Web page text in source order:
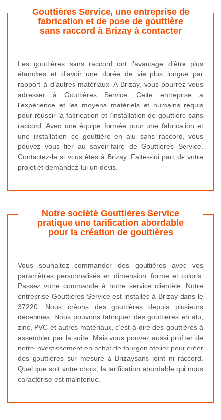
Gouttières Service, une entreprise de
fabrication et de pose de gouttière
sans raccord à Brizay à contacter
Les gouttières sans raccord ont l’avantage d’être plus
étanches et d’avoir une durée de vie plus longue par
rapport à d’autres matériaux. A Brizay, vous pourrez vous
adresser à Gouttières Service. Cette entreprise a
l’expérience et les moyens matériels et humains requis
pour réussir la fabrication et l’installation de gouttière sans
raccord. Avec une équipe formée pour une fabrication et
une installation de gouttière en alu sans raccord, vous
pouvez vous fier au savoir-faire de Gouttières Service.
Contactez-le si vous êtes à Brizay. Faites-lui part de votre
projet et demandez-lui un devis.
Notre société Gouttières Service
pratique une tarification abordable
pour la création de gouttières
Vous souhaitez commander des gouttières avec vos
paramètres personnalisés en dimension, forme et coloris.
Passez votre commande à notre service clientèle. Notre
entreprise Gouttières Service est installée à Brizay dans le
37220. Nous créons des gouttières depuis plusieurs
décennies. Nous pouvons fabriquer des gouttières en alu,
zinc, PVC et autres matériaux, c’est-à-dire des gouttières à
assembler par la suite. Mais vous pouvez aussi profiter de
notre investissement en achat de fourgon atelier pour créer
des gouttières sur mesure à Brizaysans joint ni raccord.
Quel que soit votre choix, la tarification abordable qui nous
caractérise est maintenue.